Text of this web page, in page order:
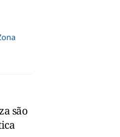
são